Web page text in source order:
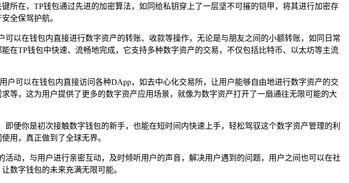
所在，TP钱包通过先进的加密算法，如同给私钥穿上了一层坚不可摧的铠甲，将其进行加密存
全保驾护航。
以在钱包内直接进行数字资产的转账、收款等操作，无论是与朋友之间的小额转账，如同日常
在TP钱包中快速、流畅地完成，它支持多种数字资产的交易，不仅包括比特币、以太坊等主流
可以在钱包内直接访问各种DApp，如去中心化交易所，让用户能够自由地进行数字资产的交
等，这为用户提供了更多的数字资产应用场景，就像为数字资产打开了一扇通往无限可能的大
便你是初次接触数字钱包的新手，也能在短时间内快速上手，轻松驾驭这个数字资产管理的利
用，真正做到了全球无界。
动，与用户进行亲密互动，及时倾听用户的声音，解决用户遇到的问题，用户之间也可以在社
数字钱包的未来充满无限可能。